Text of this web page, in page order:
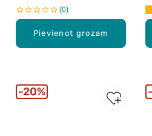
Pievienot grozam
0
20%